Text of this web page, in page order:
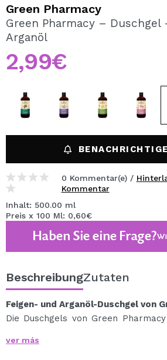
REGISTRIEREN
Durch die Erstellung eines Kontos bei
können Sie Ihre Einkäufe schnell
Bestellungen überprüfen und Ihre
einsehen.
BENUTZERKONTO
Green Pharmacy
Green Pharmacy – Duschgel
Arganöl
2,99€
0 Kommentar(e) /
Kommentar
Inhalt: 500.00 ml
Preis x 100 Ml: 0,60€
Haben Sie eine Frage?
BeschreibungZutaten
Feigen- und Arganöl-Duschgel von
Die Duschgels von Green
Dank seiner mit natürlichen
ver más